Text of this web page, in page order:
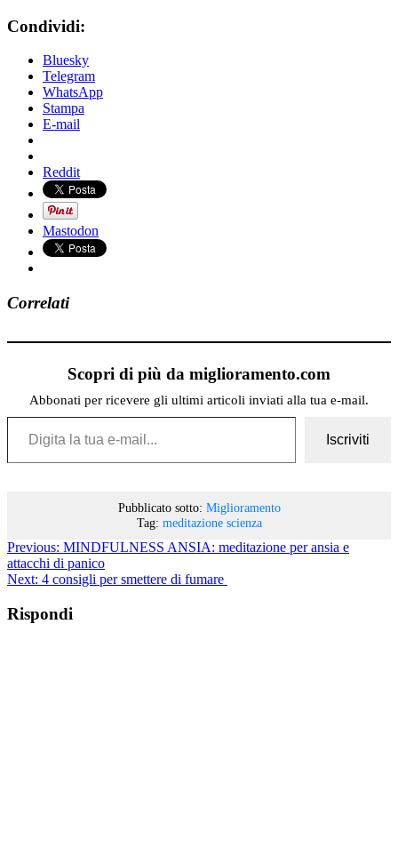
Condividi:
Bluesky
Telegram
WhatsApp
Stampa
E-mail
Reddit
Mastodon
Correlati
Scopri di più da miglioramento.com
Abbonati per ricevere gli ultimi articoli inviati alla tua e-mail.
Digita la tua e-mail...
Iscriviti
Pubblicato sotto: Miglioramento
Tag: meditazione scienza
Previous: MINDFULNESS ANSIA: meditazione per ansia e
attacchi di panico
Next: 4 consigli per smettere di fumare
Rispondi